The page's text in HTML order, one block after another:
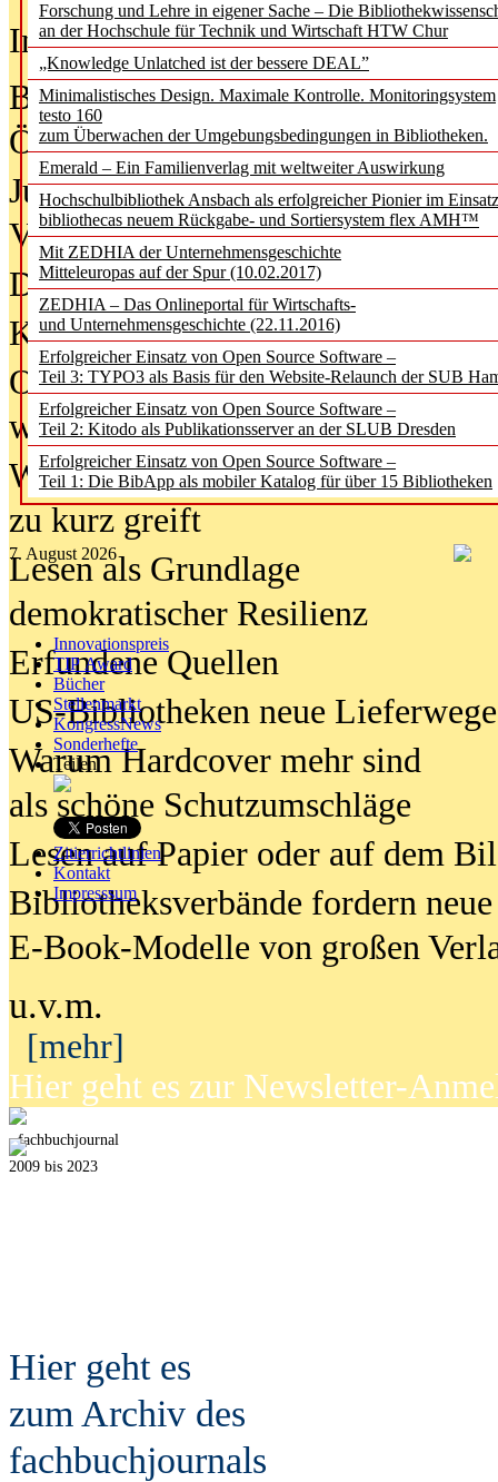
Forschung und Lehre in eigener Sache – Die
an der Hochschule für Technik und Wirtschaft HTW Chur
„Knowledge Unlatched ist der bessere DEAL”
Minimalistisches Design. Maximale Kontrolle. Monitoringsystem
testo 160
zum Überwachen der Umgebungsbedingungen in Bibliotheken.
Emerald – Ein Familienverlag mit weltweiter Auswirkung
Hochschulbibliothek Ansbach als erfolgreicher Pionier im
bibliothecas neuem Rückgabe- und Sortiersystem flex AMH™
Mit ZEDHIA der Unternehmensgeschichte
Mitteleuropas auf der Spur (10.02.2017)
ZEDHIA – Das Onlineportal für Wirtschafts-
und Unternehmensgeschichte (22.11.2016)
Erfolgreicher Einsatz von Open Source Software –
Teil 3: TYPO3 als Basis für den Website-Relaunch der SUB
Erfolgreicher Einsatz von Open Source Software –
Teil 2: Kitodo als Publikationsserver an der SLUB Dresden
Erfolgreicher Einsatz von Open Source Software –
Teil 1: Die BibApp als mobiler Katalog für über 15 Bibliotheken
7. August 2026
Innovationspreis
TIP Award
Bücher
Stellenmarkt
KongressNews
Sonderhefte
Teilen
Zitierrichtlinien
Kontakt
Impresssum
In der Ausgabe05/2026(Juni/Juli
Bürgerforum fordert mehr
Öffentlichkeit
Jugendliche wollen besseren
Verbote
Digitale Langzeit­archi­vierung
KI-Chatbots werden Teil der
Offene Infrastrukturen für
wissenschaftliche
Warum die Debatte über KI-Texte
zu kurz greift
Lesen als Grundlage
demokratischer Resilienz
Erfundene Quellen
US-Bibliotheken neue Lieferwege
Warum Hardcover mehr sind
als schöne Schutzumschläge
Lesen auf Papier oder auf dem
Bibliotheksverbände fordern neue
E-Book-Modelle von großen
u.v.m.
[mehr]
Hier geht es zur Newsletter-
fachbuchjournal
2009 bis 2023
Hier geht es
zum Archiv des
fachbuchjournals